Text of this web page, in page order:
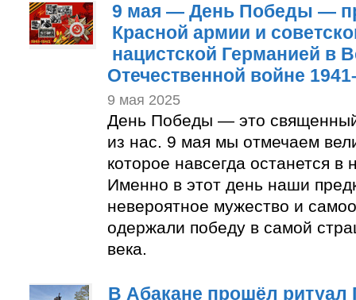
9 мая — День Победы —
Красной армии и
нацистской Германией в
Отечественной войне
9 мая 2025
День Победы — это
из нас. 9 мая мы отмечаем
которое навсегда останется
Именно в этот день наши
невероятное мужество и
одержали победу в самой
века.
В Абакане прошёл ритуал